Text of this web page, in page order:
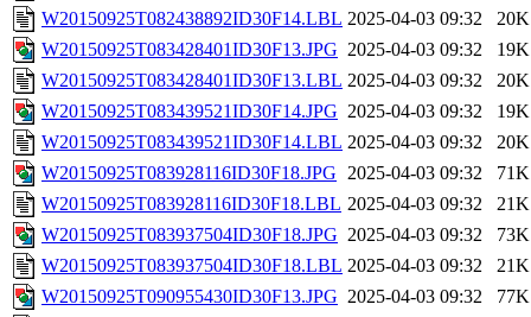
W20150925T082438892ID30F14.LBL 2025-04-03 09:32
20K
W20150925T083428401ID30F13.JPG 2025-04-03 09:32
19K
W20150925T083428401ID30F13.LBL 2025-04-03 09:32
20K
W20150925T083439521ID30F14.JPG 2025-04-03 09:32
19K
W20150925T083439521ID30F14.LBL 2025-04-03 09:32
20K
W20150925T083928116ID30F18.JPG 2025-04-03 09:32
71K
W20150925T083928116ID30F18.LBL 2025-04-03 09:32
21K
W20150925T083937504ID30F18.JPG 2025-04-03 09:32
73K
W20150925T083937504ID30F18.LBL 2025-04-03 09:32
21K
W20150925T090955430ID30F13.JPG 2025-04-03 09:32
77K